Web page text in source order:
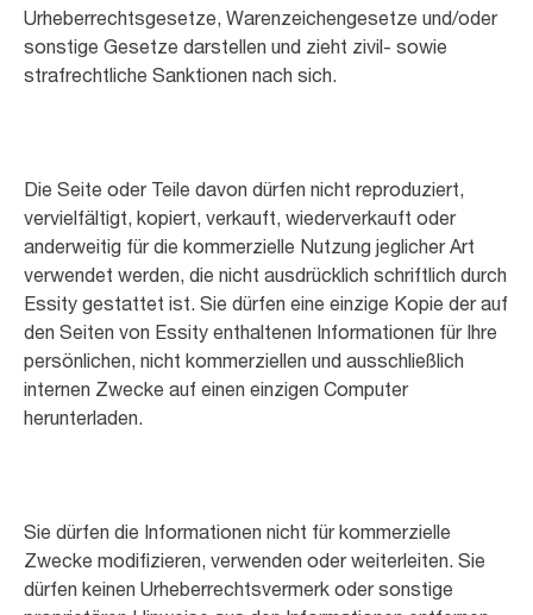
Urheberrechtsgesetze, Warenzeichengesetze und/oder
sonstige Gesetze darstellen und zieht zivil- sowie
strafrechtliche Sanktionen nach sich.
Die Seite oder Teile davon dürfen nicht reproduziert,
vervielfältigt, kopiert, verkauft, wiederverkauft oder
anderweitig für die kommerzielle Nutzung jeglicher Art
verwendet werden, die nicht ausdrücklich schriftlich durch
Essity gestattet ist. Sie dürfen eine einzige Kopie der auf
den Seiten von Essity enthaltenen Informationen für Ihre
persönlichen, nicht kommerziellen und ausschließlich
internen Zwecke auf einen einzigen Computer
herunterladen.
Sie dürfen die Informationen nicht für kommerzielle
Zwecke modifizieren, verwenden oder weiterleiten. Sie
dürfen keinen Urheberrechtsvermerk oder sonstige